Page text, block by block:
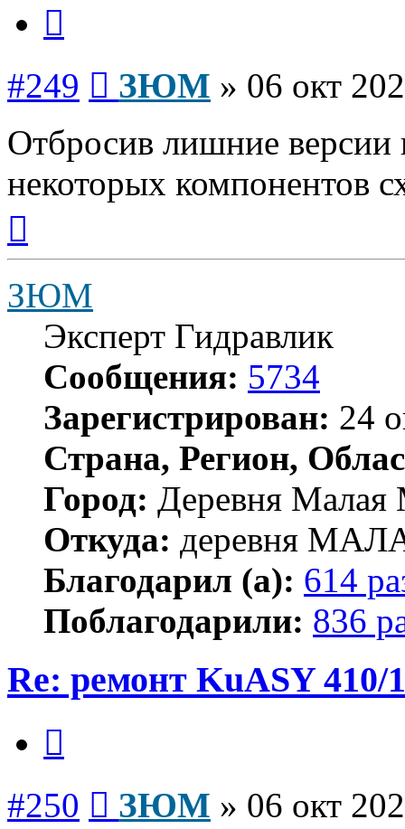
#249 ЗЮМ » 06 окт
Отбросив лишние версии
некоторых компонентов
началу
ЗЮМ
Эксперт Гидравлик
Сообщения: 5734
Зарегистрирован: 24
Страна, Регион,
Город: Деревня Малая
Откуда: деревня
Благодарил (а): 614
Поблагодарили: 836
Re: ремонт KuASY 410/
#250 ЗЮМ » 06 окт